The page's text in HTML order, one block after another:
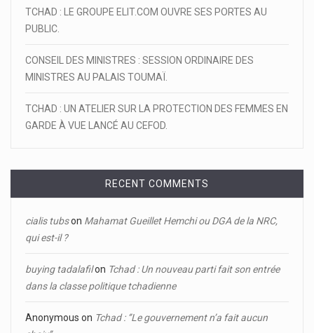
TCHAD : LE GROUPE ELIT.COM OUVRE SES PORTES AU
PUBLIC.
CONSEIL DES MINISTRES : SESSION ORDINAIRE DES
MINISTRES AU PALAIS TOUMAÏ.
TCHAD : UN ATELIER SUR LA PROTECTION DES FEMMES EN
GARDE À VUE LANCÉ AU CEFOD.
RECENT COMMENTS
cialis tubson Mahamat Gueillet Hemchi ou DGA de la NRC,
qui est-il ?
buying tadalafilon Tchad : Un nouveau parti fait son entrée
dans la classe politique tchadienne
Anonymous on Tchad : ‘’Le gouvernement n’a fait aucun